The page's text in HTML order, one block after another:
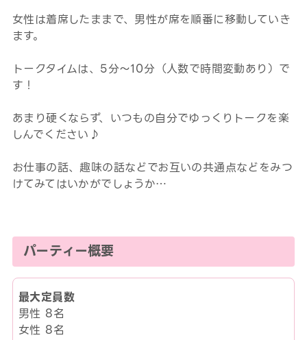
女性は着席したままで、男性が席を順番に移動していき
ます。
トークタイムは、5分～10分（人数で時間変動あり）で
す！
あまり硬くならず、いつもの自分でゆっくりトークを楽
しんでください♪
お仕事の話、趣味の話などでお互いの共通点などをみつ
けてみてはいかがでしょうか…
パーティー概要
最大定員数
男性 8名
女性 8名